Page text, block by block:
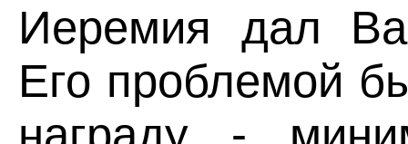
Иеремия дал
Его проблемой